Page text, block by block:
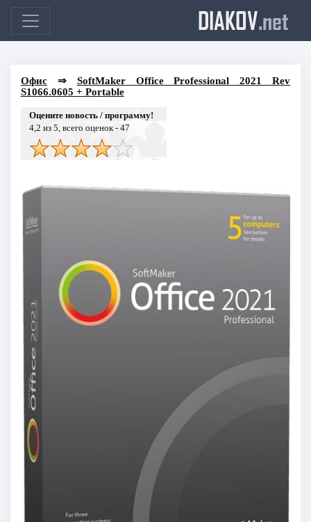
DIAKOV.net
Офис⇒ SoftMaker Office Professional 2021 Rev
S1066.0605 + Portable
Оцените новость / программу!
4,2 из 5, всего оценок - 47